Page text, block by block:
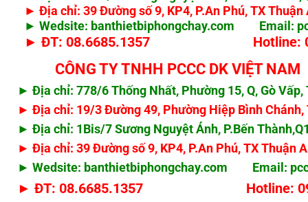
► Địa chỉ: 39 Đường số 9, KP4, P.An Phú, TX Thuận
► Wedsite: banthietbiphongchay.com Email:
► ĐT: 08.6685.1357 Hotline:
CÔNG TY TNHH PCCC DK VIỆT NAM
► Địa chỉ: 778/6 Thống Nhất, Phường 15, Q, Gò
► Địa chỉ: 19/3 Đường 49, Phường Hiệp Bình Chánh,
► Địa chỉ: 1Bis/7 Sương Nguyệt Ánh, P.Bến
► Địa chỉ: 39 Đường số 9, KP4, P.An Phú, TX Thuận
► Wedsite: banthietbiphongchay.com Email:
► ĐT: 08.6685.1357 Hotline: